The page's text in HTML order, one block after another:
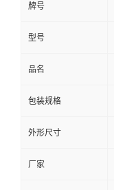
牌号
型号
品名
包装规格
外形尺寸
厂家